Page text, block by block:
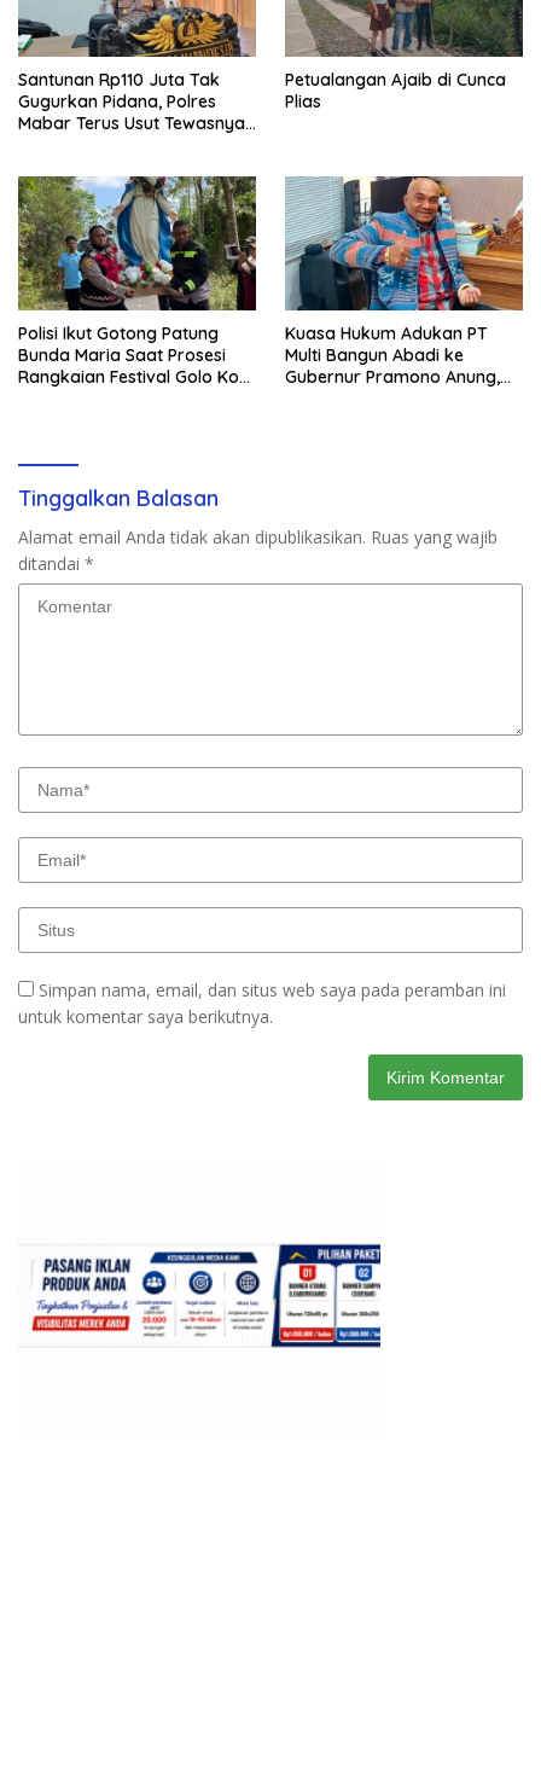
Santunan Rp110 Juta Tak
Gugurkan Pidana, Polres
Mabar Terus Usut Tewasnya
Petualangan Ajaib di Cunca
Plias
Polisi Ikut Gotong Patung
Bunda Maria Saat Prosesi
Rangkaian Festival Golo Koe
Kuasa Hukum Adukan PT
Multi Bangun Abadi ke
Gubernur Pramono Anung,
Tinggalkan Balasan
Alamat email Anda tidak akan dipublikasikan. Ruas yang wajib
ditandai *
Simpan nama, email, dan situs web saya pada peramban ini
untuk komentar saya berikutnya.